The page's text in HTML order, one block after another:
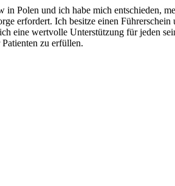
in Polen und ich habe mich entschieden,
erfordert. Ich besitze einen
eine wertvolle Unterstützung für jeden
zu erfüllen.